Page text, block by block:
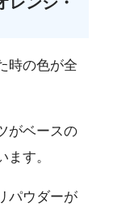
時の色が全
がベースの
ます。
パウダーが